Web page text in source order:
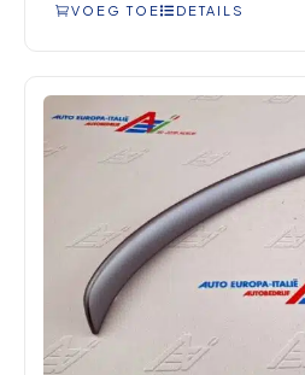
VOEG TOE DETAILS